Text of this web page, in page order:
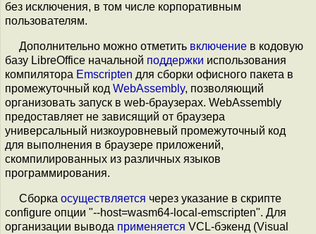
без исключения, в том числе корпоративным
пользователям.
Дополнительно можно отметить включение в кодовую
базу LibreOffice начальной поддержки использования
компилятора Emscripten для сборки офисного пакета в
промежуточный код WebAssembly, позволяющий
организовать запуск в web-браузерах. WebAssembly
предоставляет не зависящий от браузера
универсальный низкоуровневый промежуточный код
для выполнения в браузере приложений,
скомпилированных из различных языков
программирования.
Сборка осуществляется через указание в скрипте
configure опции "--host=wasm64-local-emscripten". Для
организации вывода применяется VCL-бэкенд (Visual